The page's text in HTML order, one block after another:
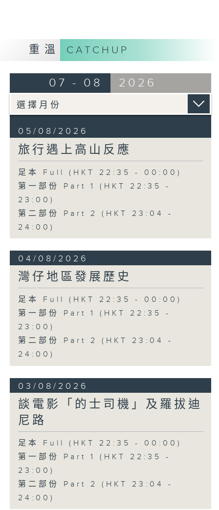
重溫 CATCHUP
07 - 08 2026
05/08/2026
旅行遇上高山反應
足本 Full (HKT 22:35 - 00:00)
第一部份 Part 1 (HKT 22:35 -
23:00)
第二部份 Part 2 (HKT 23:04 -
24:00)
04/08/2026
灣仔地區發展歷史
足本 Full (HKT 22:35 - 00:00)
第一部份 Part 1 (HKT 22:35 -
23:00)
第二部份 Part 2 (HKT 23:04 -
24:00)
03/08/2026
談電影「的士司機」及羅拔迪
尼路
足本 Full (HKT 22:35 - 00:00)
第一部份 Part 1 (HKT 22:35 -
23:00)
第二部份 Part 2 (HKT 23:04 -
24:00)